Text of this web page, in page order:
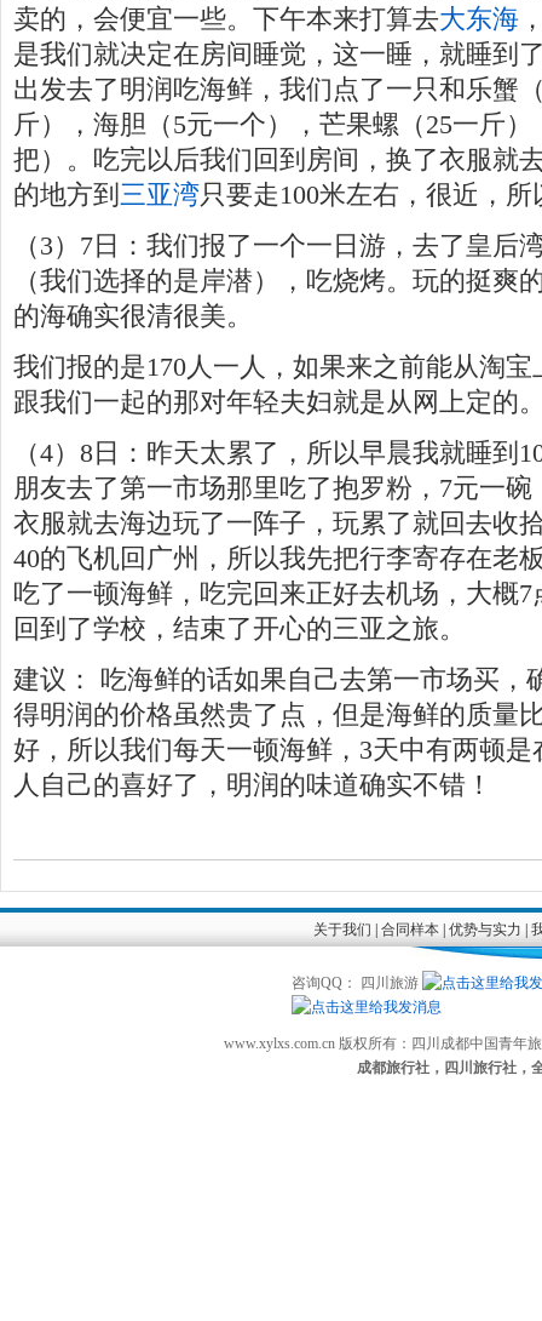
卖的，会便宜一些。下午本来打算去大东海
是我们就决定在房间睡觉，这一睡，就睡到
出发去了明润吃海鲜，我们点了一只和乐蟹
斤），海胆（5元一个），芒果螺（25一斤
把）。吃完以后我们回到房间，换了衣服就
的地方到 三亚湾只要走100米左右，很近，
（3）7日：我们报了一个一日游，去了皇后
（我们选择的是岸潜），吃烧烤。玩的挺爽
的海确实很清很美。
我们报的是170人一人，如果来之前能从淘
跟我们一起的那对年轻夫妇就是从网上定的
（4）8日：昨天太累了，所以早晨我就睡到
朋友去了第一市场那里吃了抱罗粉，7元一
衣服就去海边玩了一阵子，玩累了就回去收
40的飞机回广州，所以我先把行李寄存在老
吃了一顿海鲜，吃完回来正好去机场，大概
回到了学校，结束了开心的三亚之旅。
建议： 吃海鲜的话如果自己去第一市场买，
得明润的价格虽然贵了点，但是海鲜的质量
好，所以我们每天一顿海鲜，3天中有两顿
人自己的喜好了，明润的味道确实不错！
关于我们 | 合同样本| 优势与实力 |
咨询QQ： 四川旅游
www.xylxs.com.cn 版权所有：四川成都中国青
成都旅行社，四川旅行社，